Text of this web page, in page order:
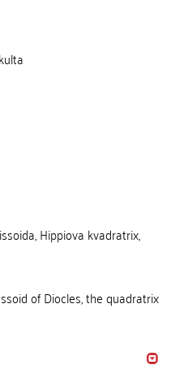
Hippiova kvadratrix,
of Diocles, the quadratrix